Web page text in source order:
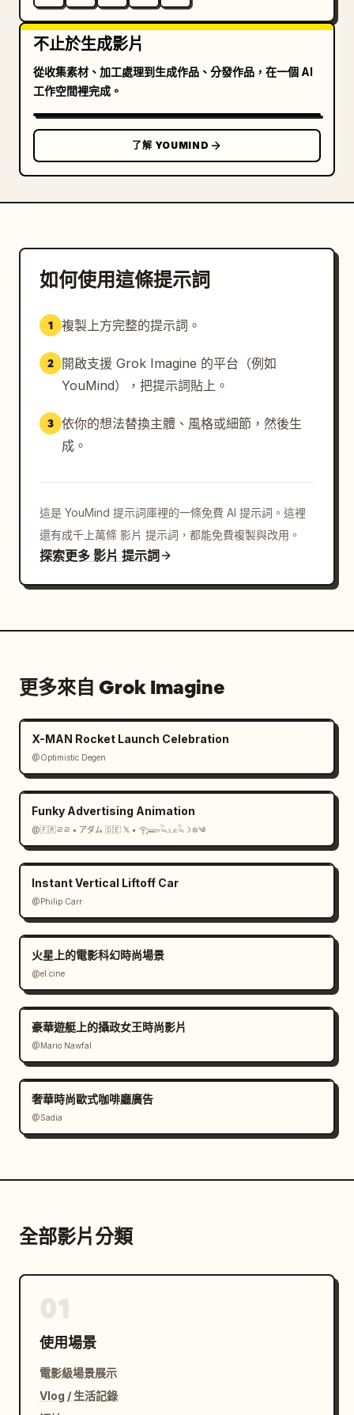
不止於生成影片
從收集素材、加工處理到生成作品、分發作品，在一個 AI
工作空間裡完成。
了解 YOUMIND
如何使用這條提示詞
1 複製上方完整的提示詞。
2
開啟支援 Grok Imagine 的平台（例如
YouMind），把提示詞貼上。
3 依你的想法替換主體、風格或細節，然後生
成。
這是 YouMind 提示詞庫裡的一條免費 AI 提示詞。這裡
還有成千上萬條 影片 提示詞，都能免費複製與改用。
探索更多 影片 提示詞
更多來自 Grok Imagine
X-MAN Rocket Launch Celebration
@Optimistic Degen
Funky Advertising Animation
@🇫🇷ㄹㄹ • アダム 🇩🇪 𝕏 • 𓂀𓆃𓆗𓃭𓆗☽𖤓༄
Instant Vertical Liftoff Car
@Philip Carr
火星上的電影科幻時尚場景
@el.cine
豪華遊艇上的攝政女王時尚影片
@Mario Nawfal
奢華時尚歐式咖啡廳廣告
@Sadia
全部影片分類
使用場景
電影級場景展示
Vlog / 生活記錄